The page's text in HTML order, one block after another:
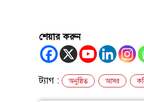
শেয়ার করুন
ট্যাগ : অনুষ্ঠিত আসর